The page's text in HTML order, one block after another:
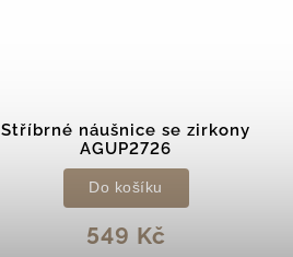
Stříbrné náušnice se zirkony
AGUP2726
549 Kč
Do košíku